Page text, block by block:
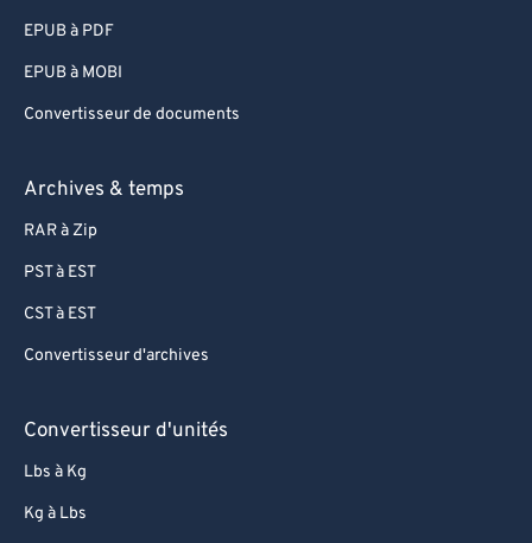
EPUB à PDF
EPUB à MOBI
Convertisseur de documents
Archives & temps
RAR à Zip
PST à EST
CST à EST
Convertisseur d'archives
Convertisseur d'unités
Lbs à Kg
Kg à Lbs